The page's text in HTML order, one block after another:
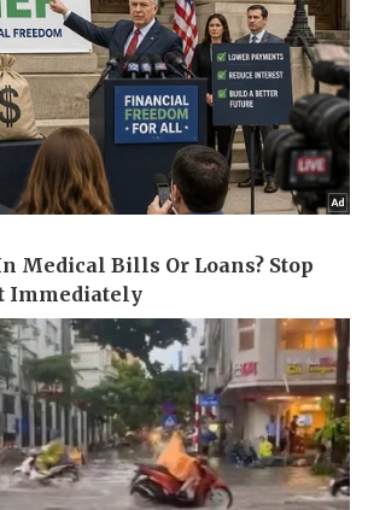
Ô tô - Xe máy
Ô tô